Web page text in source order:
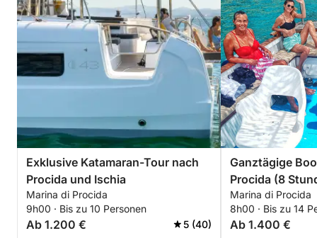
Exklusive Katamaran-Tour nach
Procida und Ischia
Marina di Procida
9h00 · Bis zu 10 Personen
Ab 1.200 € 5 (40)
Ganztägige
Procida (8
Corricella/
Acquamorta –
Marina di Procida
8h00 · Bis zu 14
Ab 1.400 €